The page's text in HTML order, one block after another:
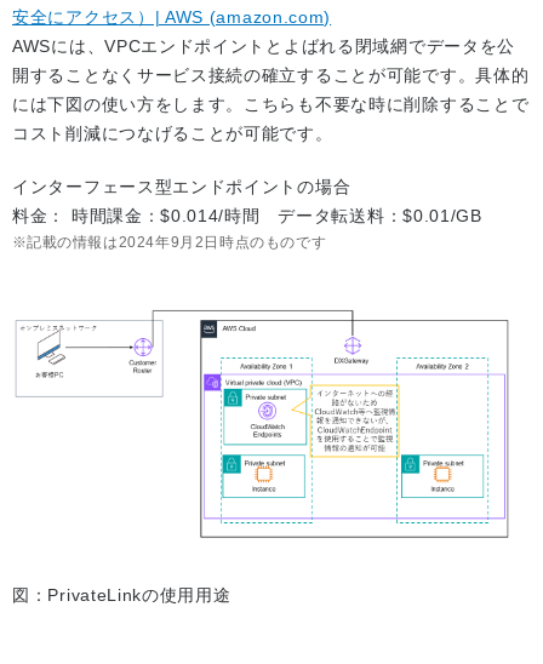
安全にアクセス）| AWS (amazon.com)
AWSには、VPCエンドポイントとよばれる閉域網でデータを公
開することなくサービス接続の確立することが可能です。具体的
には下図の使い方をします。こちらも不要な時に削除することで
コスト削減につなげることが可能です。
インターフェース型エンドポイントの場合
料金： 時間課金：$0.014/時間 データ転送料：$0.01/GB
記載の情報は2024年9月2日時点のものです
図：PrivateLinkの使用用途